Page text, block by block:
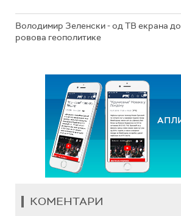
Володимир Зеленски - од ТВ екрана до
ровова геополитике
КОМЕНТАРИ